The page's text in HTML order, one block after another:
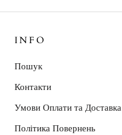
INFO
Пошук
Контакти
Умови Оплати та Доставка
Політика Повернень